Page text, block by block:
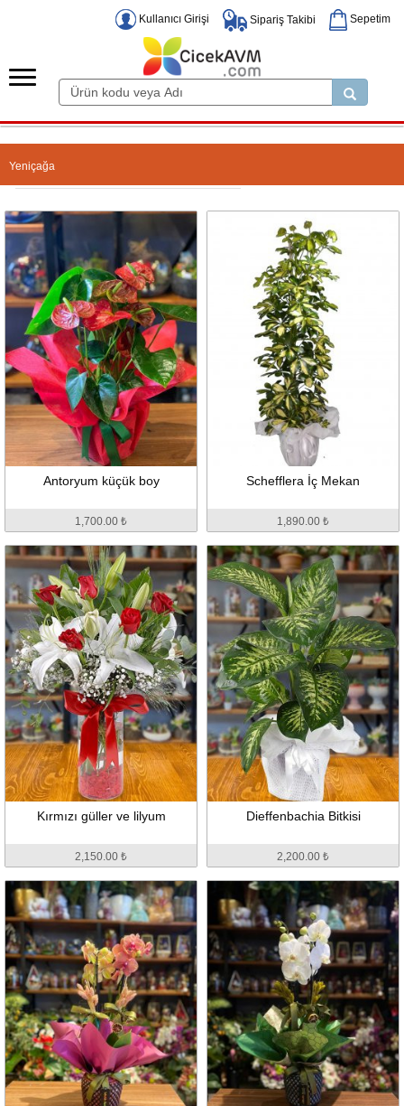
Kullanıcı Girişi Sipariş Takibi Sepetim
Yeniçağa
Antoryum küçük boy
1,700.00 ₺
Schefflera İç Mekan
1,890.00 ₺
Kırmızı güller ve lilyum
2,150.00 ₺
Dieffenbachia Bitkisi
2,200.00 ₺